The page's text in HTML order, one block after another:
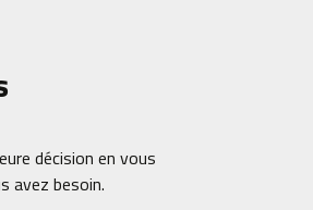
décision en vous
avez besoin.